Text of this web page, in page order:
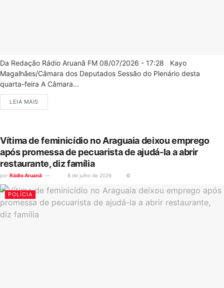
Da Redação Rádio Aruanã FM 08/07/2026 - 17:28 Kayo
Magalhães/Câmara dos Deputados Sessão do Plenário desta
quarta-feira A Câmara...
LEIA MAIS
Vítima de feminicídio no Araguaia deixou emprego
após promessa de pecuarista de ajudá-la a abrir
restaurante, diz família
por Rádio Aruanã 8 de julho de 2026 0
POLÍCIA